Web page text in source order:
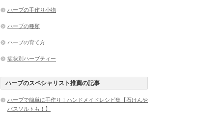
ハーブの手作り小物
ハーブの種類
ハーブの育て方
症状別ハーブティー
ハーブのスペシャリスト推薦の記事
ハーブで簡単に手作り！ハンドメイドレシピ集【石けんや
バスソルトも！】